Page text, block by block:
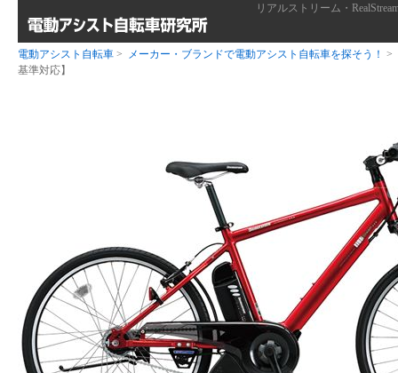
リアルストリーム・
電動アシスト自転車 > メーカー・ブランドで電動アシスト自転車を探そう！ >
基準対応】